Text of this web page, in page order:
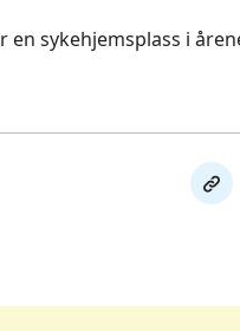
sykehjemsplass i
Del
link